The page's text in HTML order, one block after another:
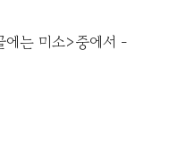
는 미소>중에서 -